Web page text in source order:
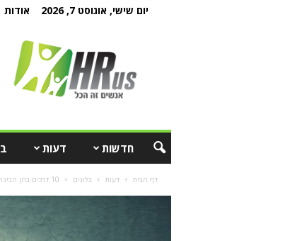
יום שישי, אוגוסט 7, 2026 אודות
חדשות דעות
דף הבית דעות בלוגים 10 דרכים בהן הבינה המלאכותית משנה את עתיד משאבי האנוש